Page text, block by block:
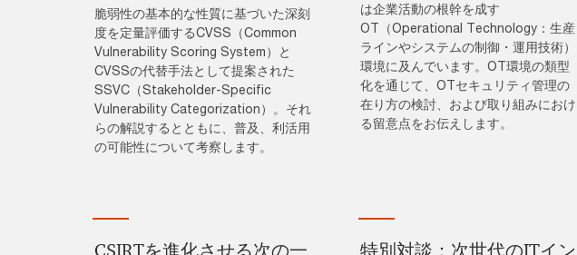
脆弱性の基本的な性質に基づいた深刻
度を定量評価するCVSS（Common
Vulnerability Scoring System）と
CVSSの代替手法として提案された
SSVC（Stakeholder-Specific
Vulnerability Categorization）。それ
らの解説するとともに、普及、利活用
の可能性について考察します。
は企業活動の根幹を成す
OT（Operational Technology：生産
ラインやシステムの制御・運用技術）
環境に及んでいます。OT環境の類型
化を通じて、OTセキュリティ管理の
在り方の検討、および取り組みにおけ
る留意点をお伝えします。